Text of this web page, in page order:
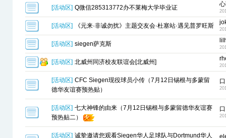
[活动区] Q微信285313772办不莱梅大学毕业证
[活动区] 《元来·非诚勿扰》主题交友会·杜塞站·遇见普罗旺斯
[活动区] siegen萨克斯
[活动区] 北威州同济校友联谊会[北威州]
[活动区] CFC Siegen现役球员小传（7月12日锡根与多蒙留
德华友谊赛预热贴）
[活动区] 七大神锋的由来（7月12日锡根与多蒙留德华友谊赛
预热贴二）
[活动区] 诚挚邀请您观看Siegen华人足球队与Dortmund华人